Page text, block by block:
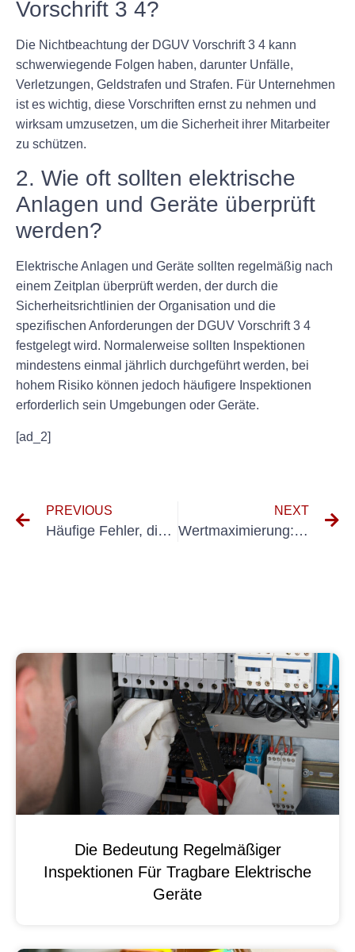
Vorschrift 3 4?
Die Nichtbeachtung der DGUV Vorschrift 3 4 kann
schwerwiegende Folgen haben, darunter Unfälle,
Verletzungen, Geldstrafen und Strafen. Für Unternehmen
ist es wichtig, diese Vorschriften ernst zu nehmen und
wirksam umzusetzen, um die Sicherheit ihrer Mitarbeiter
zu schützen.
2. Wie oft sollten elektrische
Anlagen und Geräte überprüft
werden?
Elektrische Anlagen und Geräte sollten regelmäßig nach
einem Zeitplan überprüft werden, der durch die
Sicherheitsrichtlinien der Organisation und die
spezifischen Anforderungen der DGUV Vorschrift 3 4
festgelegt wird. Normalerweise sollten Inspektionen
mindestens einmal jährlich durchgeführt werden, bei
hohem Risiko können jedoch häufigere Inspektionen
erforderlich sein Umgebungen oder Geräte.
[ad_2]
PREVIOUS
Häufige Fehler, die es bei der Durchführung der Elektrorevision Nach VDS zu vermeiden gilt
NEXT
Wertmaximierung: Tipps zur Minimierung der DGUV-Kosten für elektrische Prüfungen
Die Bedeutung Regelmäßiger
Inspektionen Für Tragbare Elektrische
Geräte